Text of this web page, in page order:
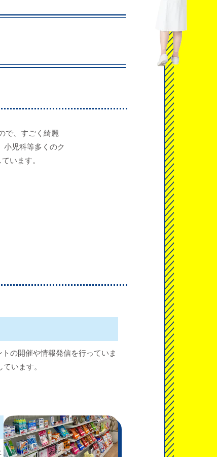
で、すごく綺麗
小児科等多くのク
います。
の開催や情報発信を行っていま
います。